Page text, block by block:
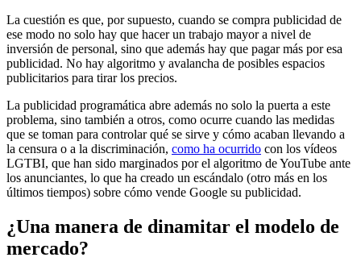
La cuestión es que, por supuesto, cuando se compra publicidad de
ese modo no solo hay que hacer un trabajo mayor a nivel de
inversión de personal, sino que además hay que pagar más por esa
publicidad. No hay algoritmo y avalancha de posibles espacios
publicitarios para tirar los precios.
La publicidad programática abre además no solo la puerta a este
problema, sino también a otros, como ocurre cuando las medidas
que se toman para controlar qué se sirve y cómo acaban llevando a
la censura o a la discriminación, como ha ocurrido con los vídeos
LGTBI, que han sido marginados por el algoritmo de YouTube ante
los anunciantes, lo que ha creado un escándalo (otro más en los
últimos tiempos) sobre cómo vende Google su publicidad.
¿Una manera de dinamitar el modelo de
mercado?